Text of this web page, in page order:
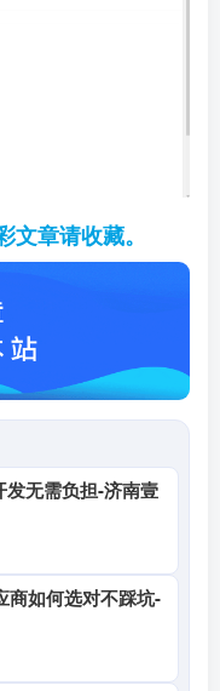
章请收藏。
无需负担-济南壹
商如何选对不踩坑-